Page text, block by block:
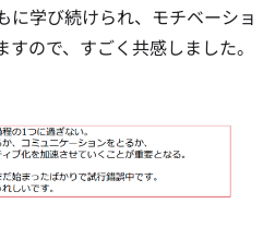
に学び続けられ、モチベーショ
ので、すごく共感しました。